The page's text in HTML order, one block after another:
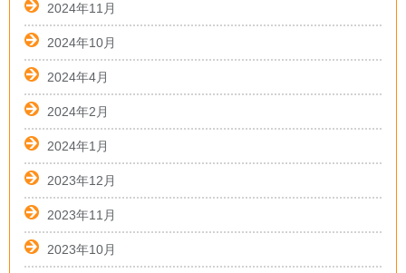
2024年11月
2024年10月
2024年4月
2024年2月
2024年1月
2023年12月
2023年11月
2023年10月